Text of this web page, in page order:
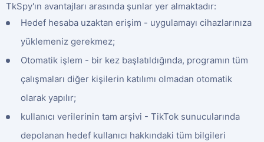
TkSpy'ın avantajları arasında şunlar yer almaktadır:
Hedef hesaba uzaktan erişim - uygulamayı cihazlarınıza
yüklemeniz gerekmez;
Otomatik işlem - bir kez başlatıldığında, programın tüm
çalışmaları diğer kişilerin katılımı olmadan otomatik
olarak yapılır;
kullanıcı verilerinin tam arşivi - TikTok sunucularında
depolanan hedef kullanıcı hakkındaki tüm bilgileri